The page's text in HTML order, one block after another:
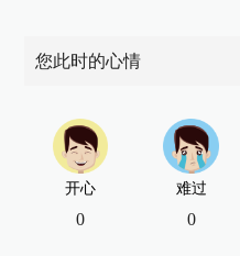
您此时的心情
开心
0
难过
0